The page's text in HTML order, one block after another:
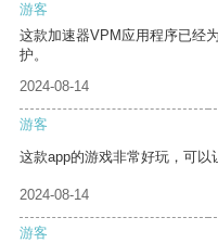
游客
这款加速器VPM应用程序已经
护。
2024-08-14
游客
这款app的游戏非常好玩，可以
2024-08-14
游客